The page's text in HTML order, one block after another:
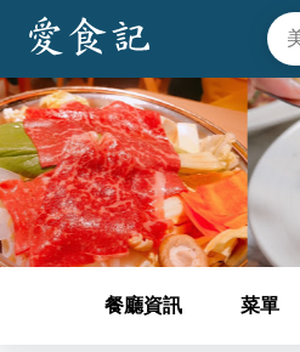
餐廳資訊 菜單